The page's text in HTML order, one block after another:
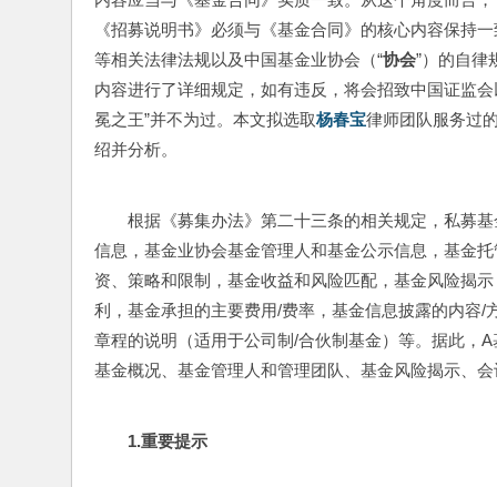
《招募说明书》必须与《基金合同》的核心内容保持
等相关法律法规以及中国基金业协会（“协会”）的自律
内容进行了详细规定，如有违反，将会招致中国证监
冕之王”并不为过。本文拟选取杨春宝律师团队服务过
绍并分析。
根据《募集办法》第二十三条的相关规定，私募
信息，基金业协会基金管理人和基金公示信息，基金
资、策略和限制，基金收益和风险匹配，基金风险揭
利，基金承担的主要费用/费率，基金信息披露的内容
章程的说明（适用于公司制/合伙制基金）等。据此，
基金概况、基金管理人和管理团队、基金风险揭示、
1.重要提示